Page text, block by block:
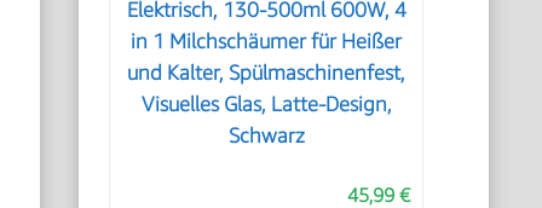
Elektrisch, 130-500ml 600W, 4
in 1 Milchschäumer für Heißer
und Kalter, Spülmaschinenfest,
Visuelles Glas, Latte-Design,
Schwarz
45,99 €